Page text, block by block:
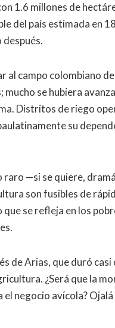
1.6 millones de
del país estimada en
después.
al campo colombiano
se hubiera
Distritos de riego
su
raro —si se quiere,
son fusibles de
se refleja en los
de Arias, que duró
¿Será que la
negocio avícola?